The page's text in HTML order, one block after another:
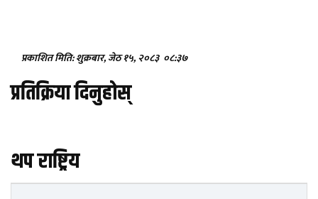
प्रकाशित मिति: शुक्रबार, जेठ १५, २०८३ ०८:३७
प्रतिक्रिया दिनुहोस्
थप राष्ट्रिय